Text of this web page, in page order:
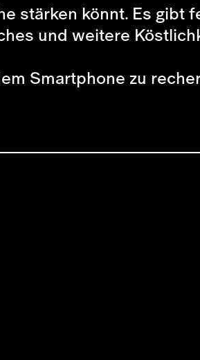
stärken könnt. Es gibt
und weitere
Smartphone zu